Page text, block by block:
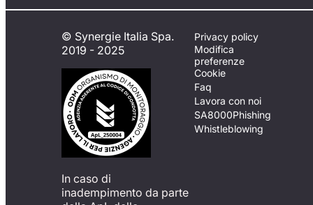
© Synergie Italia Spa.
2019 - 2025
In caso di
inadempimento da parte
Privacy policy
Modifica
preferenze
Cookie
Faq
Lavora con noi
SA8000Phishing
Whistleblowing